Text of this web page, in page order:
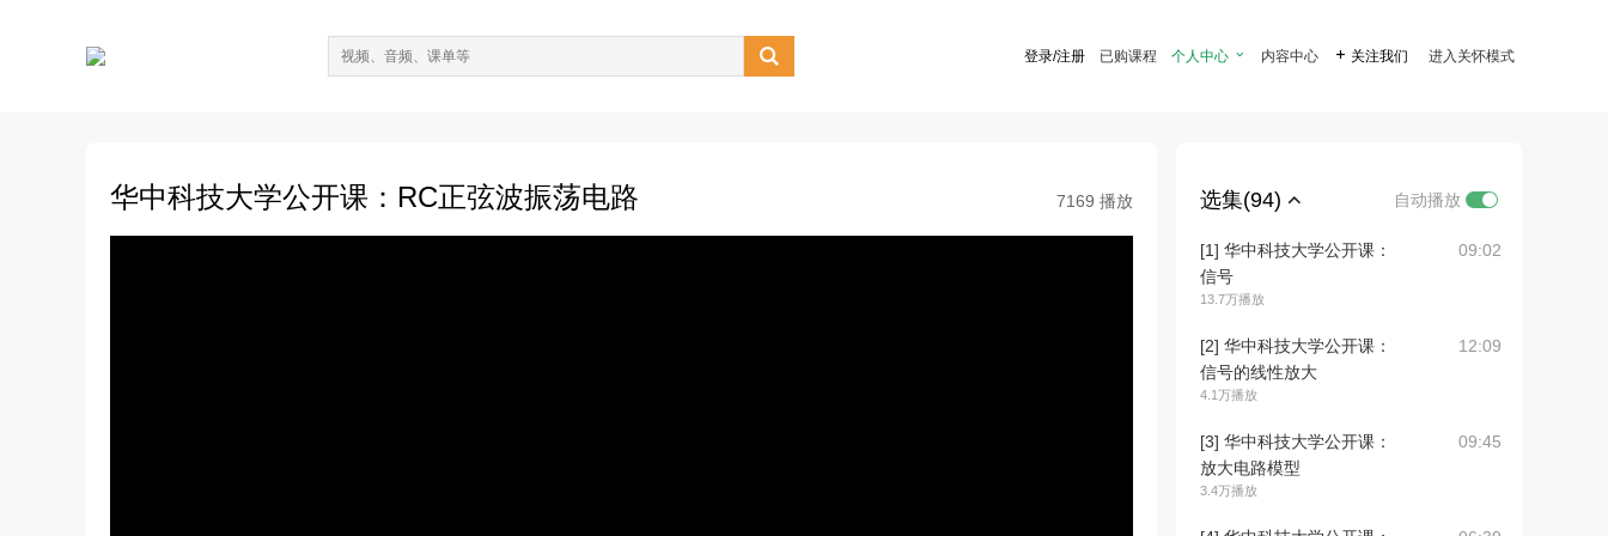
 登录/注册 已购课程 个人中心  内容中心  关注我们 进入关怀模式
华中科技大学公开课：RC正弦波振荡电路 7169 播放 选集(94) 自动播放
[1] 华中科技大学公开课：
信号
13.7万播放
09:02
[2] 华中科技大学公开课：
信号的线性放大
4.1万播放
12:09
[3] 华中科技大学公开课：
放大电路模型
3.4万播放
09:45